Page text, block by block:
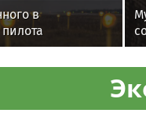
в
«словно